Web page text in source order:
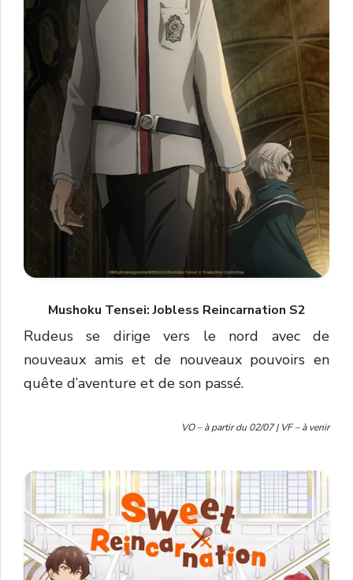
Mushoku Tensei: Jobless Reincarnation S2
Rudeus se dirige vers le nord avec de
nouveaux amis et de nouveaux pouvoirs en
quête d’aventure et de son passé.
VO – à partir du 02/07 | VF – à venir